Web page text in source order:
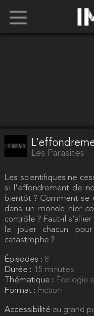
Les Parasites
Les scientifiques ne
si l'effondrement de
bientôt ? Comment se
dans un monde hier
contrôle ? Faut-il
la jouer chacun
catastrophe ?
Épisodes : 8
Durée : 15 minutes
Thématique : Écologie
Format : Fiction
Accessibilité au grand